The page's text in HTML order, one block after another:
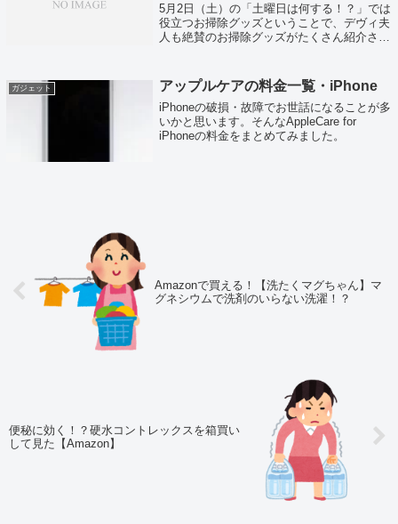
5月2日（土）の「土曜日は何する！？」では
役立つお掃除グッズということで、デヴィ夫
人も絶賛のお掃除グッズがたくさん紹介され
ガジェット アップルケアの料金一覧・iPhone
iPhoneの破損・故障でお世話になることが多
いかと思います。そんなAppleCare for
iPhoneの料金をまとめてみました。
Amazonで買える！【洗たくマグちゃん】マ
グネシウムで洗剤のいらない洗濯！？
便秘に効く！？硬水コントレックスを箱買い
して見た【Amazon】